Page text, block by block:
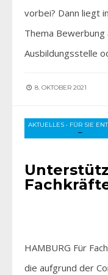
vorbei? Dann liegt
Thema
Ausbildungsstelle
8. OKTOBER 2021
AKTUELLES • FÜR SIE
HAMBURG Für
die aufgrund der